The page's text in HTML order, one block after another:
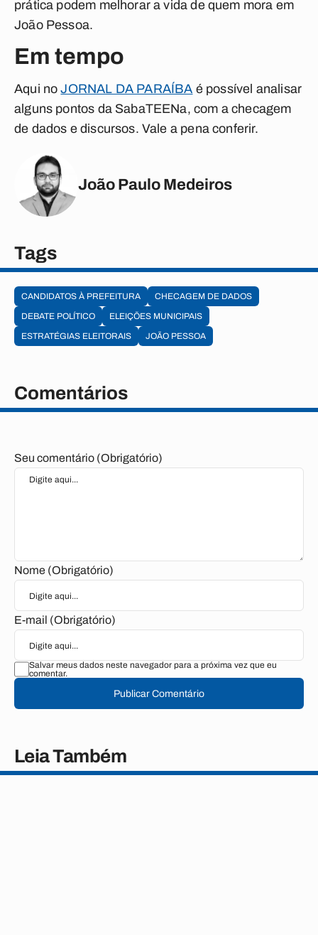
prática podem melhorar a vida de quem mora em
João Pessoa.
Em tempo
Aqui noJORNAL DA PARAÍBA é possível analisar
alguns pontos da SabaTEENa, com a checagem
de dados e discursos. Vale a pena conferir.
João Paulo Medeiros
Tags
CANDIDATOS À PREFEITURA
CHECAGEM DE DADOS
DEBATE POLÍTICO
ELEIÇÕES MUNICIPAIS
ESTRATÉGIAS ELEITORAIS
JOÃO PESSOA
Comentários
Seu comentário (Obrigatório)
Nome (Obrigatório)
E-mail (Obrigatório)
Salvar meus dados neste navegador para a próxima vez que eu
comentar.
Publicar Comentário
Leia Também